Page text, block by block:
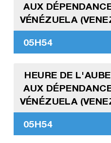
AUX
VÉNÉZUELA
05H54
HEURE DE
AUX
VÉNÉZUELA
05H54